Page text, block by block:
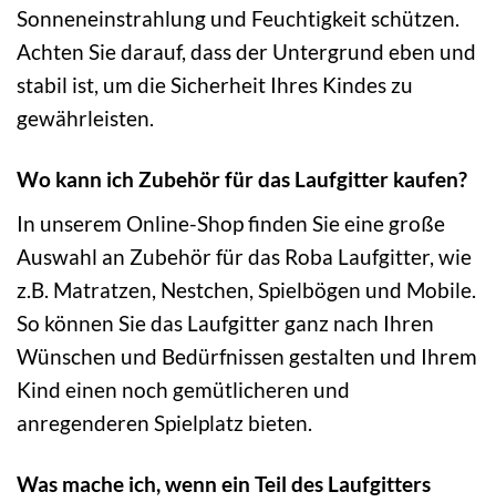
Sonneneinstrahlung und Feuchtigkeit schützen.
Achten Sie darauf, dass der Untergrund eben und
stabil ist, um die Sicherheit Ihres Kindes zu
gewährleisten.
Wo kann ich Zubehör für das Laufgitter kaufen?
In unserem Online-Shop finden Sie eine große
Auswahl an Zubehör für das Roba Laufgitter, wie
z.B. Matratzen, Nestchen, Spielbögen und Mobile.
So können Sie das Laufgitter ganz nach Ihren
Wünschen und Bedürfnissen gestalten und Ihrem
Kind einen noch gemütlicheren und
anregenderen Spielplatz bieten.
Was mache ich, wenn ein Teil des Laufgitters